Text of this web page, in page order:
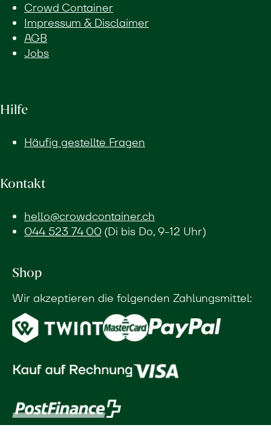
Crowd Container
Impressum & Disclaimer
AGB
Jobs
Hilfe
Häufig gestellte Fragen
Kontakt
hello@crowdcontainer.ch
044 523 74 00(Di bis Do, 9-12 Uhr)
Shop
Wir akzeptieren die folgenden Zahlungsmittel: